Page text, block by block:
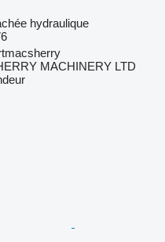
hydraulique
MACHINERY LTD